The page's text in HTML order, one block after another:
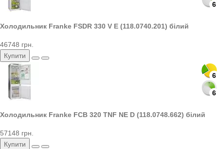
6
Холодильник Franke FSDR 330 V E (118.0740.201) білий
46748 грн.
Купити
6
6
Холодильник Franke FCB 320 TNF NE D (118.0748.662) білий
57148 грн.
Купити